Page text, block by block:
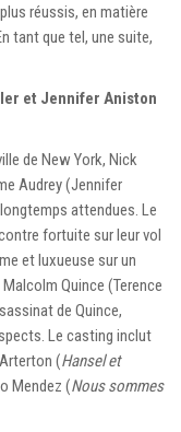
réussis, en matière
tant que tel, une suite,
et Jennifer Aniston
de New York, Nick
Audrey (Jennifer
attendues. Le
fortuite sur leur vol
et luxueuse sur un
Quince (Terence
de Quince,
Le casting inclut
(Hansel et
Mendez (Nous sommes